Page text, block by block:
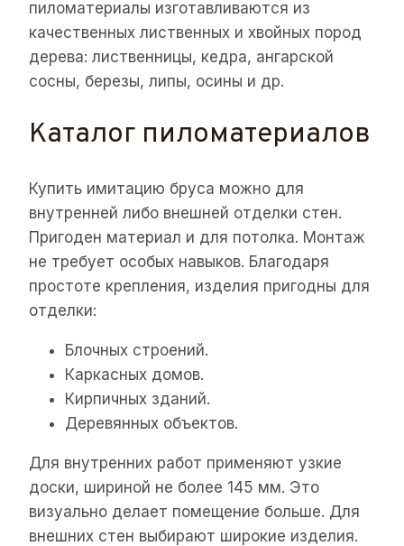
пиломатериалы изготавливаются из
качественных лиственных и хвойных пород
дерева: лиственницы, кедра, ангарской
сосны, березы, липы, осины и др.
Каталог пиломатериалов
Купить имитацию бруса можно для
внутренней либо внешней отделки стен.
Пригоден материал и для потолка. Монтаж
не требует особых навыков. Благодаря
простоте крепления, изделия пригодны для
отделки:
Блочных строений.
Каркасных домов.
Кирпичных зданий.
Деревянных объектов.
Для внутренних работ применяют узкие
доски, шириной не более 145 мм. Это
визуально делает помещение больше. Для
внешних стен выбирают широкие изделия.